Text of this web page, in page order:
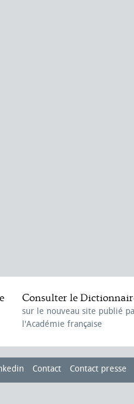
Consulter le
sur le nouveau site publié
l'Académie française
Contact Contact presse